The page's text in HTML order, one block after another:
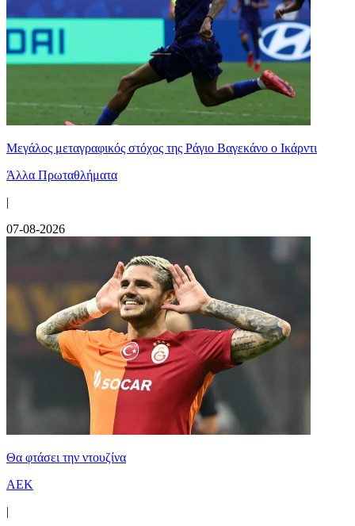
Μεγάλος μεταγραφικός στόχος της Ράγιο Βαγεκάνο ο Ικάρντι
Άλλα Πρωταθλήματα
|
07-08-2026
Θα φτάσει την ντουζίνα
ΑΕΚ
|